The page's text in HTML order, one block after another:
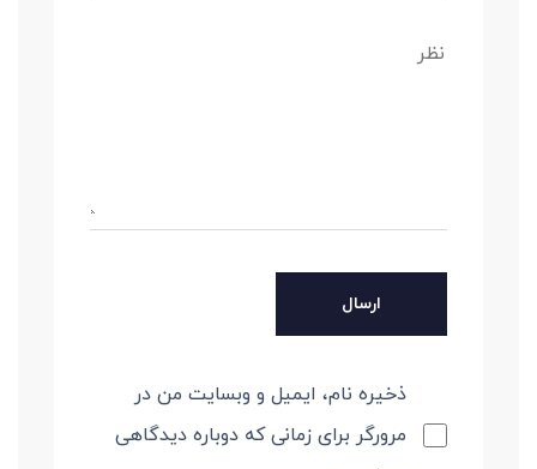
ذخیره نام، ایمیل و وبسایت من در
مرورگر برای زمانی که دوباره دیدگاهی